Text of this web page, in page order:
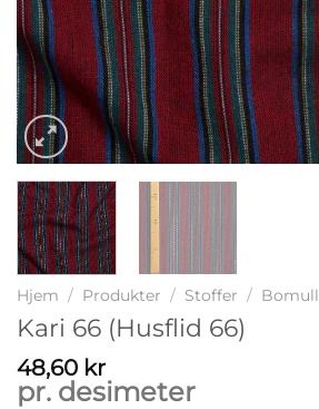
Hjem / Produkter / Stoffer / Bomull
Kari 66 (Husflid 66)
48,60 kr
pr. desimeter